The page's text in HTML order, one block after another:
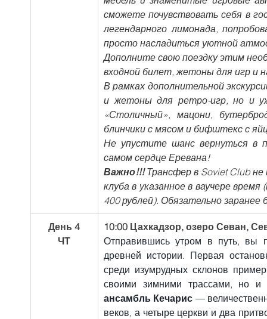
сможете почувствовать себя в
легендарного лимонада,
просто насладиться уютной
Дополните свою поездку этим
входной билет, жетоны для игр и
В рамках дополнительной
и жетоны для ретро-игр, но и
«Столичный», мацони,
блинчики с мясом и бифштекс с
Не упустите шанс вернуться в
самом сердце Еревана!
Важно!!! Трансфер в Soviet Club
клуба в указанное в ваучере
400 рублей). Обязательно
День 4
ЧТ
10:00 Цахкадзор, озеро Севан,
Отправившись утром в путь, вы
древней истории. Первая
среди изумрудных склонов
своими зимними трассами, но
ансамбль Кечарис —
веков, а четыре церкви и два